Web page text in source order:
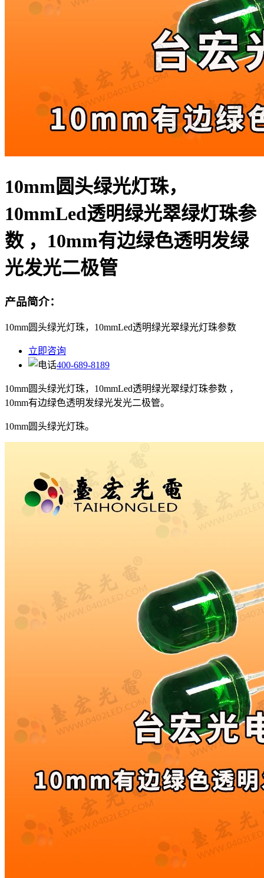
10mm圆头绿光灯珠，
10mmLed透明绿光翠绿灯珠参
数 ，10mm有边绿色透明发绿
光发光二极管
产品简介：
10mm圆头绿光灯珠，10mmLed透明绿光翠绿光灯珠参数
立即咨询
400-689-8189
10mm圆头绿光灯珠，10mmLed透明绿光翠绿灯珠参数 ，
10mm有边绿色透明发绿光发光二极管。
10mm圆头绿光灯珠。